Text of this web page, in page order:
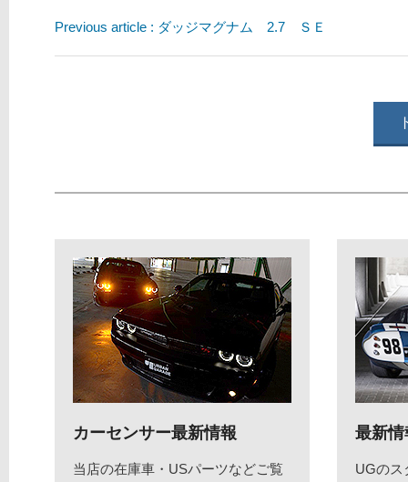
Previous article : ダッジマグナム 2.7 ＳＥ
カーセンサー最新情報
当店の在庫車・USパーツなどご覧
最新情
UGのス